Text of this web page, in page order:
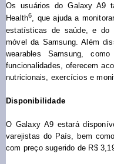
Os usuários do Galaxy A9
Health6
, que ajuda a
estatísticas de saúde, e do
móvel da Samsung. Além
wearables Samsung,
funcionalidades, oferecem
nutricionais, exercícios e
Disponibilidade
O Galaxy A9 estará
varejistas do País, bem
com preço sugerido de R$